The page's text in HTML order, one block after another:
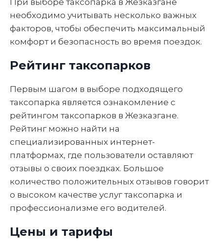
необходимо учитывать несколько важных
факторов, чтобы обеспечить максимальный
комфорт и безопасность во время поездок.
Рейтинг таксопарков
Первым шагом в выборе подходящего
таксопарка является ознакомление с
рейтингом таксопарков в Жезказгане.
Рейтинг можно найти на
специализированных интернет-
платформах, где пользователи оставляют
отзывы о своих поездках. Большое
количество положительных отзывов говорит
о высоком качестве услуг таксопарка и
профессионализме его водителей.
Цены и тарифы